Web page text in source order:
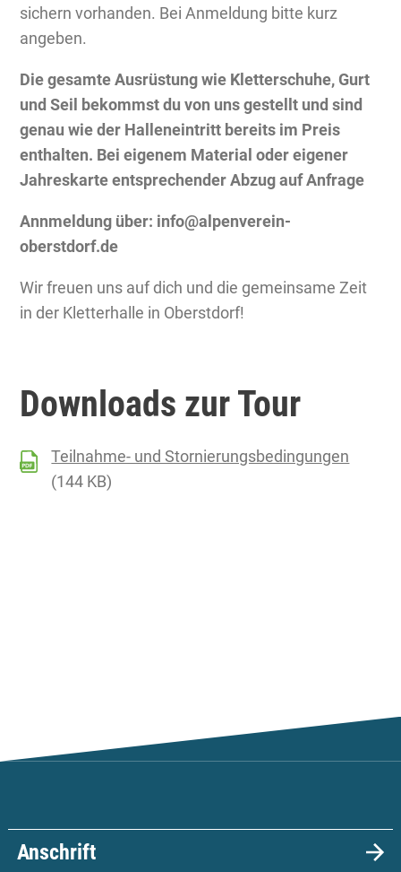
sichern vorhanden. Bei Anmeldung bitte kurz
angeben.
Die gesamte Ausrüstung wie Kletterschuhe, Gurt
und Seil bekommst du von uns gestellt und sind
genau wie der Halleneintritt bereits im Preis
enthalten. Bei eigenem Material oder eigener
Jahreskarte entsprechender Abzug auf Anfrage
Annmeldung über: info@alpenverein-
oberstdorf.de
Wir freuen uns auf dich und die gemeinsame Zeit
in der Kletterhalle in Oberstdorf!
Downloads zur Tour
Teilnahme- und Stornierungsbedingungen
(144 KB)
Anschrift